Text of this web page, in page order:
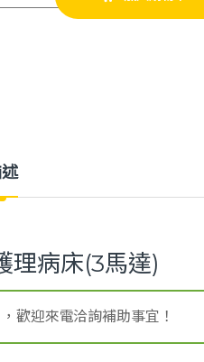
理病床(3馬達)
歡迎來電洽詢補助事宜！